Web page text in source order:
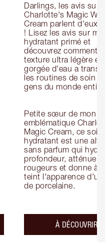
Darlings, les avis sur
Charlotte's Magic
Cream parlent d'eux-
! Lisez les avis sur
hydratant primé et
découvrez comment
texture ultra légère et
gorgée d'eau a
les routines de soin
gens du monde
Petite sœur de mon
emblématique
Magic Cream, ce soin
hydratant est une
sans parfum qui
profondeur, atténue
rougeurs et donne à
teint l'apparence
de porcelaine.
À DÉCOUVRIR